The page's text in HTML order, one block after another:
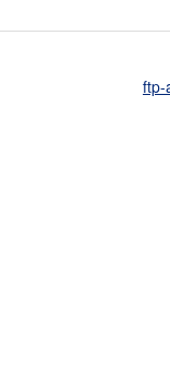
ftp-